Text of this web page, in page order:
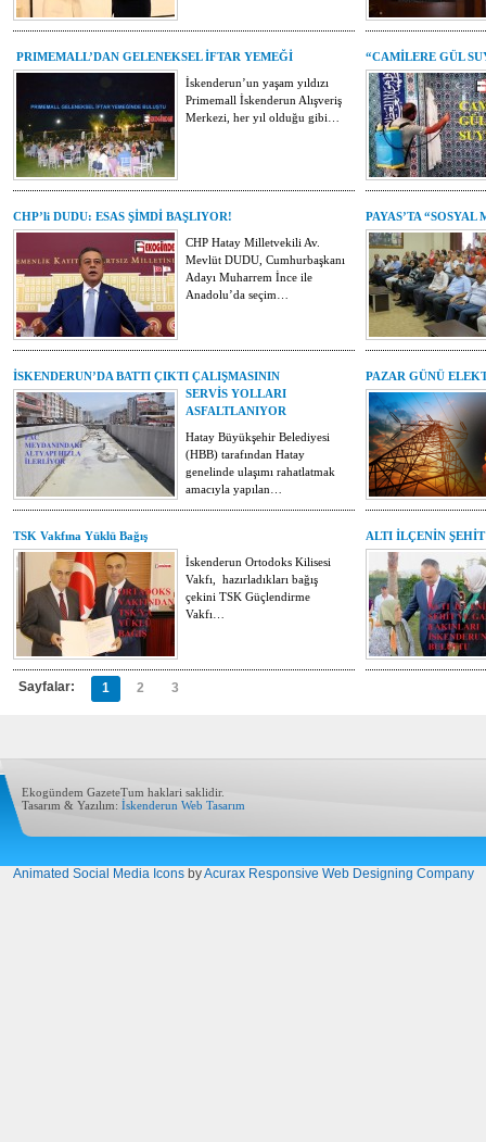
PRIMEMALL’DAN GELENEKSEL İFTAR YEMEĞİ
İskenderun’un yaşam yıldızı
Primemall İskenderun Alışveriş
Merkezi, her yıl olduğu gibi…
“CAMİLERE GÜL
CHP’li DUDU: ESAS ŞİMDİ BAŞLIYOR!
CHP Hatay Milletvekili Av.
Mevlüt DUDU, Cumhurbaşkanı
Adayı Muharrem İnce ile
Anadolu’da seçim…
PAYAS’TA “SOSYAL
İSKENDERUN’DA BATTI ÇIKTI ÇALIŞMASININ
SERVİS YOLLARI
ASFALTLANIYOR
Hatay Büyükşehir Belediyesi
(HBB) tarafından Hatay
genelinde ulaşımı rahatlatmak
amacıyla yapılan…
PAZAR GÜNÜ
TSK Vakfına Yüklü Bağış
İskenderun Ortodoks Kilisesi
Vakfı, hazırladıkları bağış
çekini TSK Güçlendirme
Vakfı…
ALTI İLÇENİN
Sayfalar: 1 2 3
Ekogündem GazeteTum haklari saklidir.
Tasarım & Yazılım: İskenderun Web Tasarım
Animated Social Media IconsbyAcurax Responsive Web Designing Company